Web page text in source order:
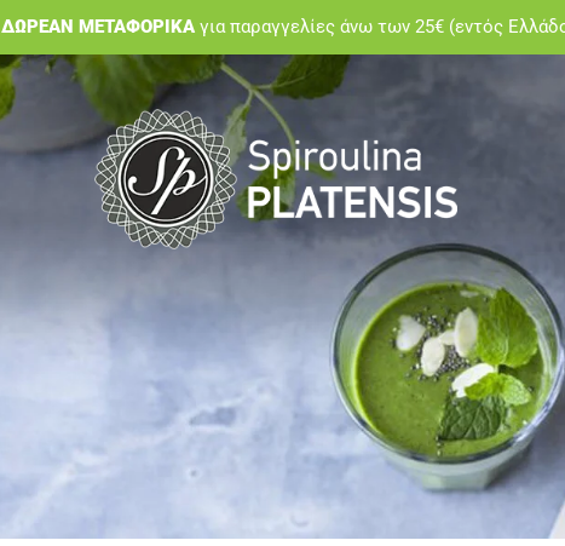
ΔΩΡΕΑΝ ΜΕΤΑΦΟΡΙΚΑ για παραγγελίες άνω των 25€ (εντός